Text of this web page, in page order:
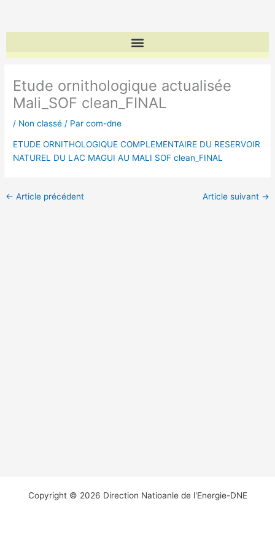
contenu
Etude ornithologique actualisée
Mali_SOF clean_FINAL
/ Non classé / Parcom-dne
ETUDE ORNITHOLOGIQUE COMPLEMENTAIRE DU RESERVOIR
NATUREL DU LAC MAGUI AU MALI SOF clean_FINAL
← Article précédent Article suivant →
Copyright © 2026 Direction Natioanle de l'Energie-DNE